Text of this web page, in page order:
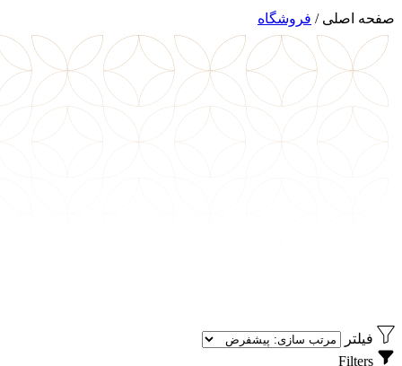
صفحه اصلی / فروشگاه
فیلتر